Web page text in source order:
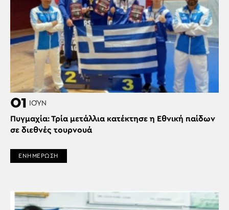
01 ΙΟΎΝ
Πυγμαχία: Τρία μετάλλια κατέκτησε η Εθνική παίδων
σε διεθνές τουρνουά
ΕΝΗΜΕΡΩΣΗ